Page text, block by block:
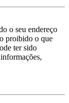
o seu endereço
proibido o que
ter sido